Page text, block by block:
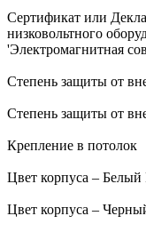
Сертификат или
низковольтного
'Электромагнитная
Степень защиты от
Степень защиты от
Крепление в потолок
Цвет корпуса –
Цвет корпуса –